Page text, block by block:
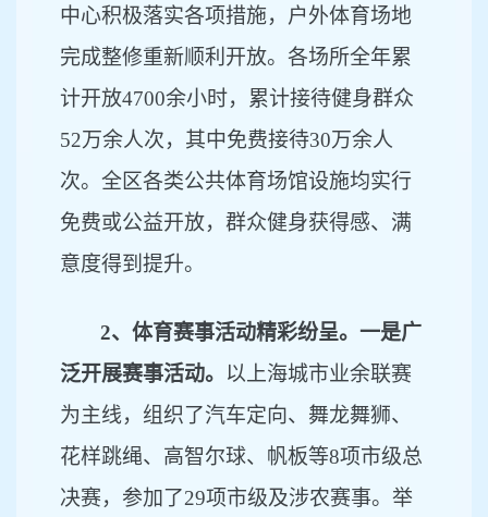
中心积极落实各项措施，户外体育场地
完成整修重新顺利开放。各场所全年累
计开放4700余小时，累计接待健身群众
52万余人次，其中免费接待30万余人
次。全区各类公共体育场馆设施均实行
免费或公益开放，群众健身获得感、满
意度得到提升。
2、体育赛事活动精彩纷呈。一是广
泛开展赛事活动。 以上海城市业余联赛
为主线，组织了汽车定向、舞龙舞狮、
花样跳绳、高智尔球、帆板等8项市级总
决赛，参加了29项市级及涉农赛事。举